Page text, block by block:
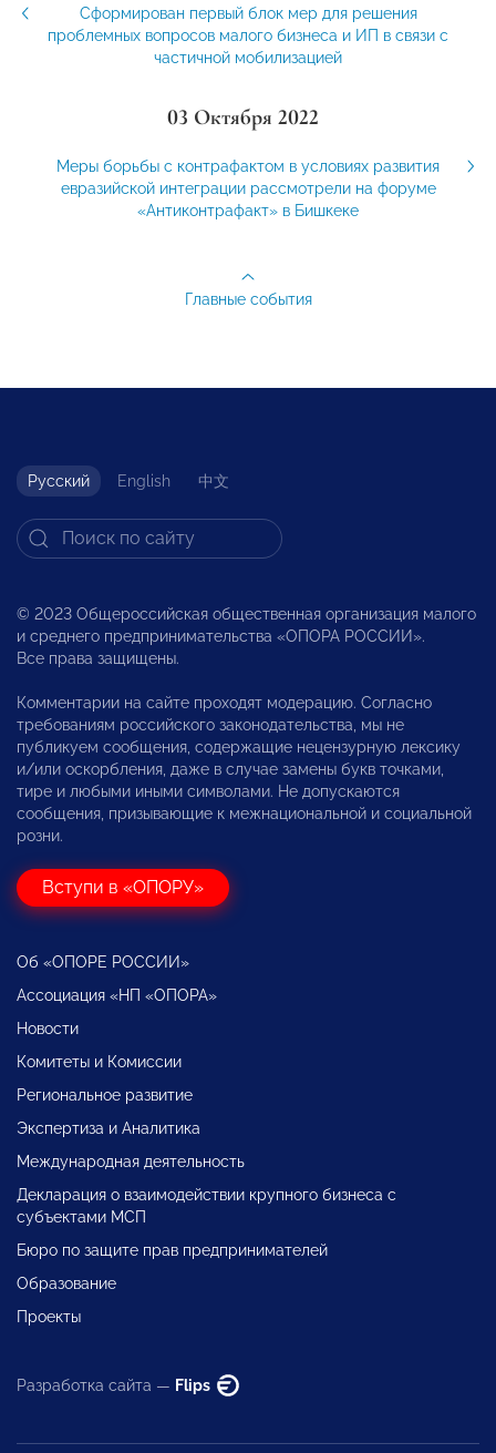
Сформирован первый блок мер для решения
проблемных вопросов малого бизнеса и ИП в связи с
частичной мобилизацией
03 Октября 2022
Меры борьбы с контрафактом в условиях развития
евразийской интеграции рассмотрели на форуме
«Антиконтрафакт» в Бишкеке
Главные события
Русский English 中文
© 2023 Общероссийская общественная организация малого
и среднего предпринимательства «ОПОРА РОССИИ».
Все права защищены.
Комментарии на сайте проходят модерацию. Согласно
требованиям российского законодательства, мы не
публикуем сообщения, содержащие нецензурную лексику
и/или оскорбления, даже в случае замены букв точками,
тире и любыми иными символами. Не допускаются
сообщения, призывающие к межнациональной и социальной
розни.
Вступи в «ОПОРУ»
Об «ОПОРЕ РОССИИ»
Ассоциация «НП «ОПОРА»
Новости
Комитеты и Комиссии
Региональное развитие
Экспертиза и Аналитика
Международная деятельность
Декларация о взаимодействии крупного бизнеса с
субъектами МСП
Бюро по защите прав предпринимателей
Образование
Проекты
Разработка сайта — Flips